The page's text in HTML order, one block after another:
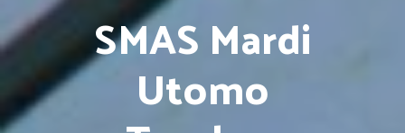
SMAS Mardi
Utomo